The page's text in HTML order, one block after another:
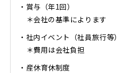
・賞与（年1回）
＊会社の基準によります
・社内イベント（社員旅行等）
＊費用は会社負担
・産休育休制度